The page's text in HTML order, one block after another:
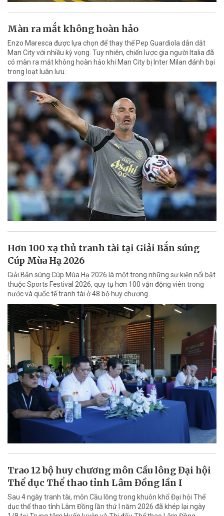
Màn ra mắt không hoàn hảo
Enzo Maresca được lựa chọn để thay thế Pep Guardiola dẫn dắt
Man City với nhiều kỳ vọng. Tuy nhiên, chiến lược gia người Italia đã
có màn ra mắt không hoàn hảo khi Man City bị Inter Milan đánh bại
trong loạt luân lưu.
Hơn 100 xạ thủ tranh tài tại Giải Bắn súng
Cúp Mùa Hạ 2026
Giải Bắn súng Cúp Mùa Hạ 2026 là một trong những sự kiện nổi bật
thuộc Sports Festival 2026, quy tụ hơn 100 vận động viên trong
nước và quốc tế tranh tài ở 48 bộ huy chương.
Trao 12 bộ huy chương môn Cầu lông Đại hội
Thể dục Thể thao tỉnh Lâm Đồng lần I
Sau 4 ngày tranh tài, môn Cầu lông trong khuôn khổ Đại hội Thể
dục thể thao tỉnh Lâm Đồng lần thứ I năm 2026 đã khép lại ngày